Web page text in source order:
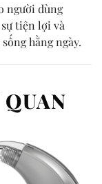
người dùng
tiện lợi và
hằng ngày.